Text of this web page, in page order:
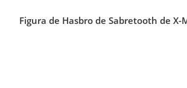
Figura de Hasbro de Sabretooth de X-